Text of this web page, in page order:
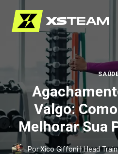
Pular
para
Valgo:
Melhorar Sua
PorXico Giffoni | Head